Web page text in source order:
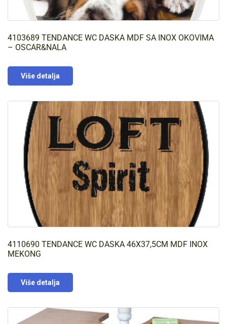
4103689 TENDANCE WC DASKA MDF SA INOX OKOVIMA
– OSCAR&NALA
Više detalja
4110690 TENDANCE WC DASKA 46X37,5CM MDF INOX
MEKONG
Više detalja